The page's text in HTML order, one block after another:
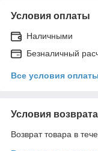
Условия оплаты
Наличными
Безналичный
Все условия оплаты
Условия возврата
Возврат товара в